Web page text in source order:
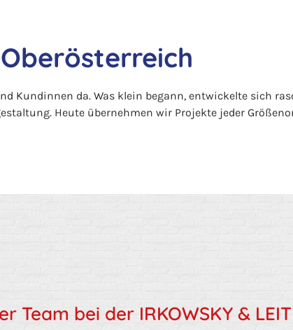
Kundinnen da. Was klein begann, entwickelte sich
Heute übernehmen wir Projekte jeder
Team bei der IRKOWSKY &